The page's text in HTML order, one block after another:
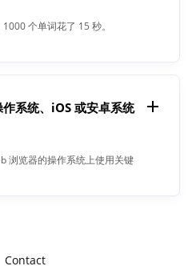
个单词花了 15 秒。
系统、iOS 或安卓系统
浏览器的操作系统上使用关键
Contact